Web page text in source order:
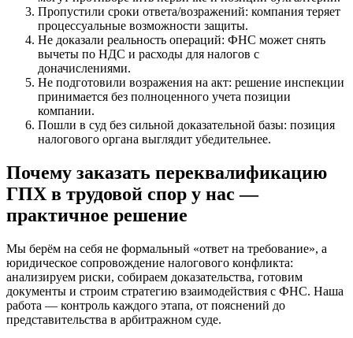
Пропустили сроки ответа/возражений: компания теряет
процессуальные возможности защиты.
Не доказали реальность операций: ФНС может снять
вычеты по НДС и расходы для налогов с
доначислениями.
Не подготовили возражения на акт: решение инспекции
принимается без полноценного учета позиции
компании.
Пошли в суд без сильной доказательной базы: позиция
налогового органа выглядит убедительнее.
Почему заказать переквалификацию
ГПХ в трудовой спор у нас —
практичное решение
Мы берём на себя не формальный «ответ на требование», а
юридическое сопровождение налогового конфликта:
анализируем риски, собираем доказательства, готовим
документы и строим стратегию взаимодействия с ФНС. Наша
работа — контроль каждого этапа, от пояснений до
представительства в арбитражном суде.